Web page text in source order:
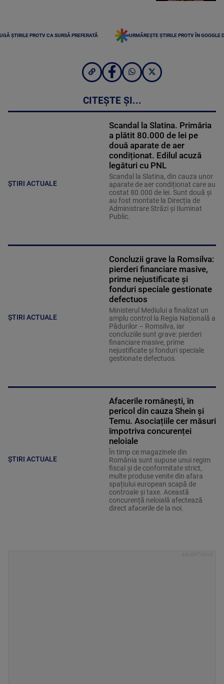
ȘTIRILE PROTV CA SURSĂ PREFERATĂ URMĂREȘTE ȘTIRILE PROTV ÎN GOOGLE
CITEȘTE ȘI...
ȘTIRI ACTUALE
Scandal la Slatina. Primăria
a plătit 80.000 de lei pe
două aparate de aer
condiționat. Edilul acuză
legături cu PNL
Scandal la Slatina, din cauza unor
aparate de aer condiționat care au
costat 80.000 de lei. Sunt două și
au fost montate la Direcția de
Administrare Străzi și Iluminat
Public.
ȘTIRI ACTUALE
Concluzii grave la Romsilva:
pierderi financiare masive,
prime nejustificate și
fonduri speciale gestionate
defectuos
Ministerul Mediului a finalizat un
amplu control la Regia Națională a
Pădurilor – Romsilva, iar
concluziile sunt grave: pierderi
financiare masive, prime
nejustificate și fonduri speciale
gestionate defectuos.
ȘTIRI ACTUALE
Afacerile românești, în
pericol din cauza Shein și
Temu. Asociațiile cer măsuri
împotriva concurenței
neloiale
În timp ce magazinele din
România sunt supuse unui regim
fiscal și de conformitate strict,
multe produse venite din afara
spațiului european scapă de
controale și taxe. Această
concurență neloială afectează
direct afacerile de la noi.